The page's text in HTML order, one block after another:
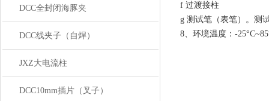
DCC全封闭海豚夹
DCC线夹子（自焊）
JXZ大电流柱
DCC10mm插片（叉子）
f 过渡接柱
g 测试笔（表笔）。测
8、 环境温度：-